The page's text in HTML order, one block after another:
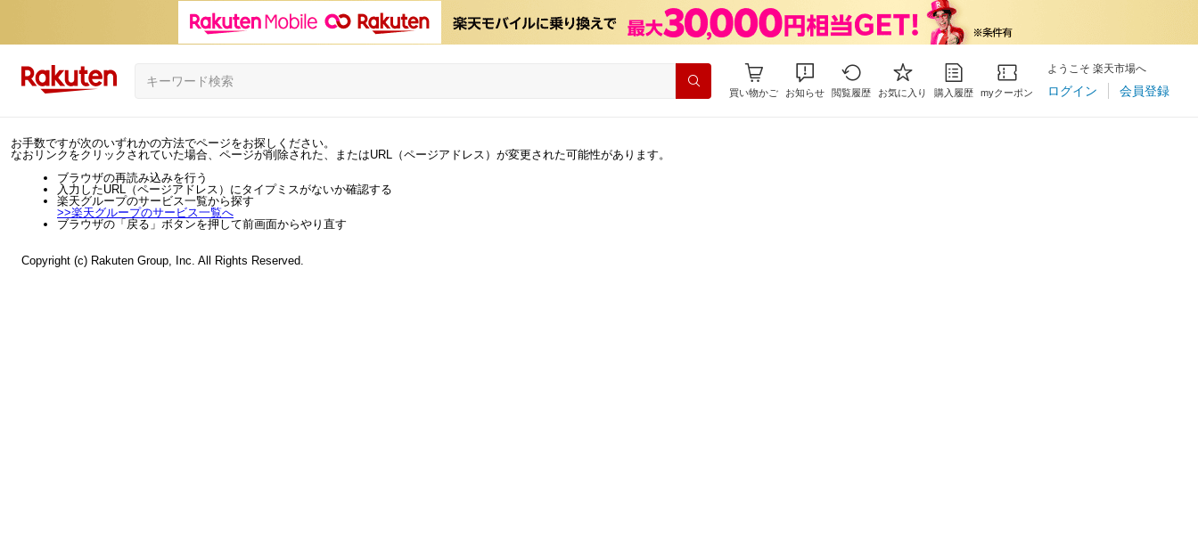
買い物かご お知らせ 閲覧履歴 お気に入り 購入履歴 myクーポン
ようこそ 楽天市場へ
ログイン 会員登録
お手数ですが次のいずれかの方法でページをお探しください。
なおリンクをクリックされていた場合、ページが削除された、またはURL（ページアドレス）が変更された可能性があります。
ブラウザの再読み込みを行う
入力したURL（ページアドレス）にタイプミスがないか確認する
楽天グループのサービス一覧から探す
>>楽天グループのサービス一覧へ
ブラウザの「戻る」ボタンを押して前画面からやり直す
Copyright (c) Rakuten Group, Inc. All Rights Reserved.